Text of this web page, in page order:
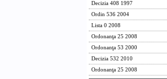
Decizia 408 1997
Ordin 536 2004
Lista 0 2008
Ordonanţa 25 2008
Ordonanţa 53 2000
Decizia 532 2010
Ordonanţa 25 2008